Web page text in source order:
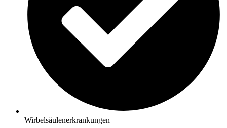
Wirbelsäulenerkrankungen